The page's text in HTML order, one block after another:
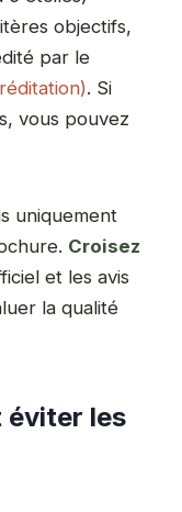
objectifs,
par le
. Si
vous pouvez
uniquement
Croisez
et les avis
la qualité
éviter les